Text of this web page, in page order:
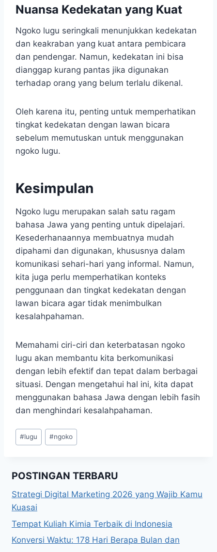
Nuansa Kedekatan yang Kuat
Ngoko lugu seringkali menunjukkan kedekatan
dan keakraban yang kuat antara pembicara
dan pendengar. Namun, kedekatan ini bisa
dianggap kurang pantas jika digunakan
terhadap orang yang belum terlalu dikenal.
Oleh karena itu, penting untuk memperhatikan
tingkat kedekatan dengan lawan bicara
sebelum memutuskan untuk menggunakan
ngoko lugu.
Kesimpulan
Ngoko lugu merupakan salah satu ragam
bahasa Jawa yang penting untuk dipelajari.
Kesederhanaannya membuatnya mudah
dipahami dan digunakan, khususnya dalam
komunikasi sehari-hari yang informal. Namun,
kita juga perlu memperhatikan konteks
penggunaan dan tingkat kedekatan dengan
lawan bicara agar tidak menimbulkan
kesalahpahaman.
Memahami ciri-ciri dan keterbatasan ngoko
lugu akan membantu kita berkomunikasi
dengan lebih efektif dan tepat dalam berbagai
situasi. Dengan mengetahui hal ini, kita dapat
menggunakan bahasa Jawa dengan lebih fasih
dan menghindari kesalahpahaman.
Post
Tags:
#lugu #ngoko
POSTINGAN TERBARU
Strategi Digital Marketing 2026 yang Wajib Kamu
Kuasai
Tempat Kuliah Kimia Terbaik di Indonesia
Konversi Waktu: 178 Hari Berapa Bulan dan